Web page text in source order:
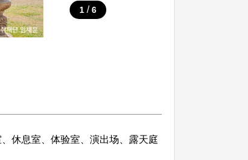
1 / 6
休息室、体验室、演出场、露天庭